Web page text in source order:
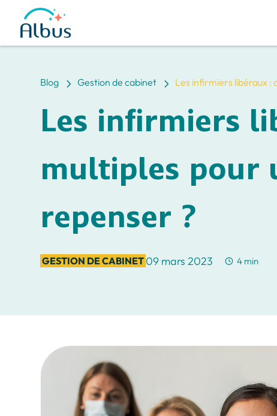
Blog 5 Gestion de cabinet 5 Les infirmiers libéraux :
Les infirmiers
multiples pour
repenser ?
GESTION DE CABINET 09 mars 2023 4 min